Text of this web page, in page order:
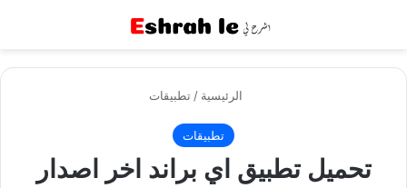
الرئيسية / تطبيقات
تطبيقات
تحميل تطبيق اي براند اخر اصدار